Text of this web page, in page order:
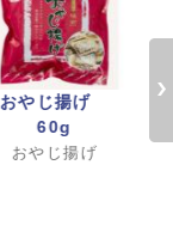
おやじ揚げ
60g
おやじ揚げ